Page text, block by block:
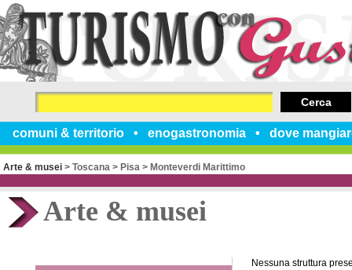
comuni & territorio enogastronomia dove
Cerca
Arte & musei > Toscana > Pisa > Monteverdi Marittimo
Arte & musei
Nessuna struttura